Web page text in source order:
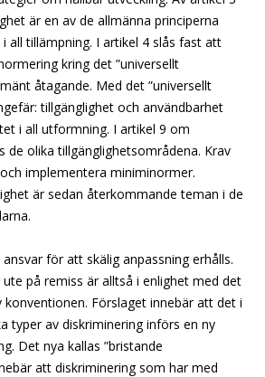
är en av de allmänna principerna
all tillämpning. I artikel 4 slås fast att
kring det ”universellt
åtagande. Med det ”universellt
tillgänglighet och användbarhet
i all utformning. I artikel 9 om
de olika tillgänglighetsområdena. Krav
implementera miniminormer.
är sedan återkommande teman i de
för att skälig anpassning erhålls.
på remiss är alltså i enlighet med det
Förslaget innebär att det i
typer av diskriminering införs en ny
Det nya kallas ”bristande
att diskriminering som har med